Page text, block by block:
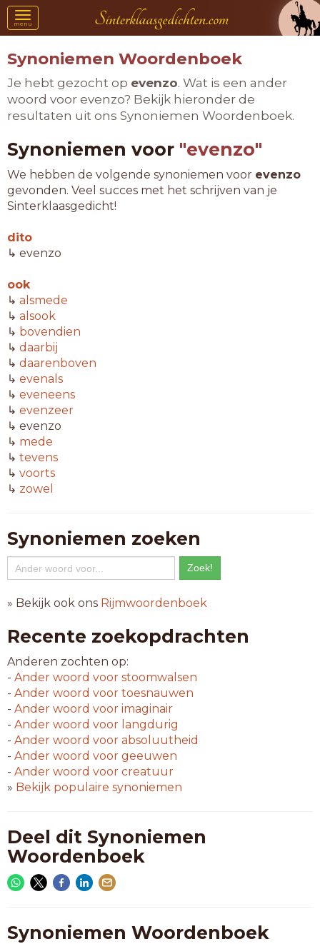
Toggle
navigation
menu
Synoniemen Woordenboek
Je hebt gezocht op evenzo. Wat is een ander
woord voor evenzo? Bekijk hieronder de
resultaten uit ons Synoniemen Woordenboek.
Synoniemen voor "evenzo"
We hebben de volgende synoniemen voor evenzo
gevonden. Veel succes met het schrijven van je
Sinterklaasgedicht!
dito
↳ evenzo
ook
↳ alsmede
↳ alsook
↳ bovendien
↳ daarbij
↳ daarenboven
↳ evenals
↳ eveneens
↳ evenzeer
↳ evenzo
↳ mede
↳ tevens
↳ voorts
↳ zowel
Synoniemen zoeken
» Bekijk ook ons Rijmwoordenboek
Recente zoekopdrachten
Anderen zochten op:
- Ander woord voor stoomwalsen
- Ander woord voor toesnauwen
- Ander woord voor imaginair
- Ander woord voor langdurig
- Ander woord voor absoluutheid
- Ander woord voor geeuwen
- Ander woord voor creatuur
» Bekijk populaire synoniemen
Deel dit Synoniemen
Woordenboek
Synoniemen Woordenboek